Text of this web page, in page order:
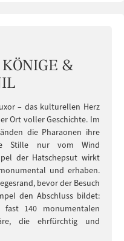
&
– das kulturellen Herz
Ort voller Geschichte. Im
die Pharaonen ihre
Stille nur vom Wind
der Hatschepsut wirkt
und erhaben.
bevor der Besuch
den Abschluss bildet:
fast 140 monumentalen
die ehrfürchtig und